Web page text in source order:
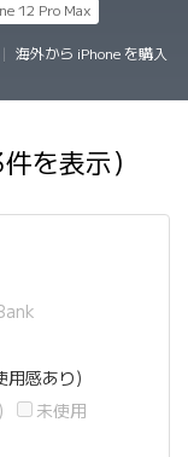
12 Pro Max
海外から iPhone を購入
を表示）
用感あり)
未使用